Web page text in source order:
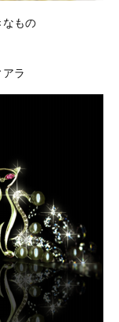
もの
ラ